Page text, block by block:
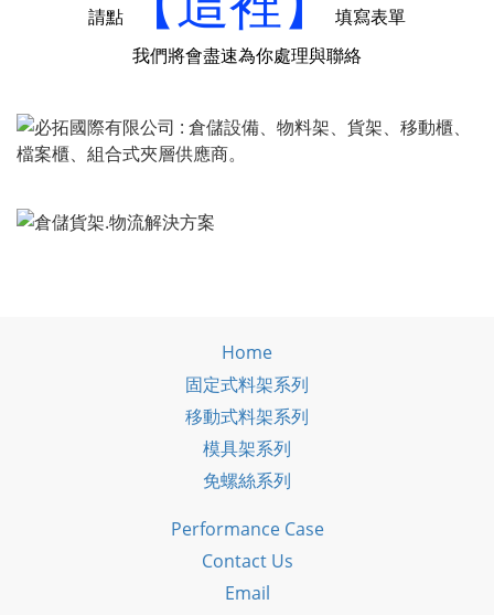
請點
填寫表單
我們將會盡速為你處理與聯絡
Home
固定式料架系列
移動式料架系列
模具架系列
免螺絲系列
Performance Case
Contact Us
Email